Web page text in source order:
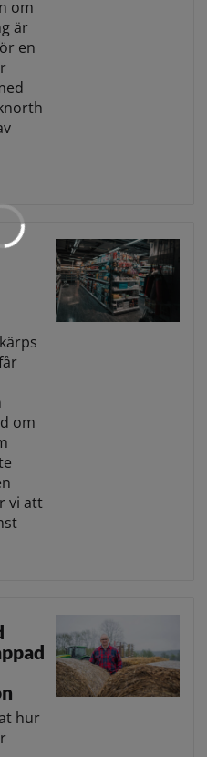
om
är
en
om
vi att
hur